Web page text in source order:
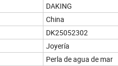
DAKING
China
DK25052302
Joyería
Perla de agua de mar